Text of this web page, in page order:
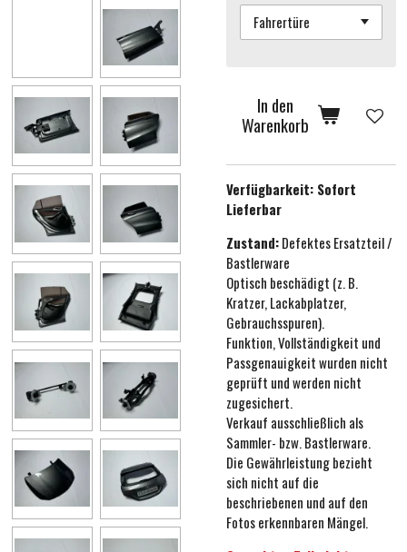
In den
Warenkorb
Verfügbarkeit: Sofort
Lieferbar
Zustand:Defektes Ersatzteil /
Bastlerware
Optisch beschädigt (z. B.
Kratzer, Lackabplatzer,
Gebrauchsspuren).
Funktion, Vollständigkeit und
Passgenauigkeit wurden nicht
geprüft und werden nicht
zugesichert.
Verkauf ausschließlich als
Sammler- bzw. Bastlerware.
Die Gewährleistung bezieht
sich nicht auf die
beschriebenen und auf den
Fotos erkennbaren Mängel.